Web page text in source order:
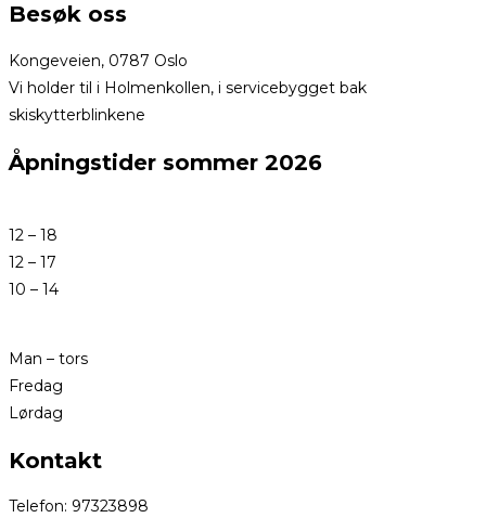
Besøk oss
Kongeveien, 0787 Oslo
Vi holder til i Holmenkollen, i servicebygget bak
skiskytterblinkene
Åpningstider sommer 2026
12 – 18
12 – 17
10 – 14
Man – tors
Fredag
Lørdag
Kontakt
Telefon: 97323898